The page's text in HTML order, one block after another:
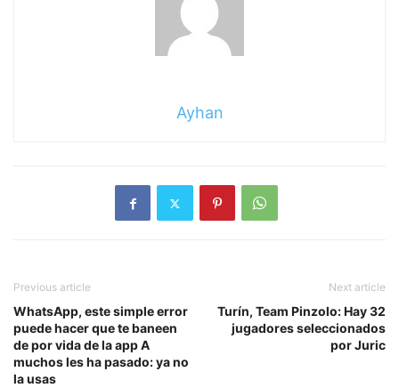
Ayhan
Previous article
WhatsApp, este simple error
puede hacer que te baneen
de por vida de la app A
muchos les ha pasado: ya no
la usas
Next article
Turín, Team Pinzolo: Hay 32
jugadores seleccionados
por Juric